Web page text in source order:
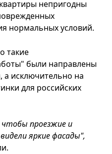
непригодны
нормальных условий.
такие
были направлены
а исключительно на
для российских
чтобы проезжие и
яркие фасады",